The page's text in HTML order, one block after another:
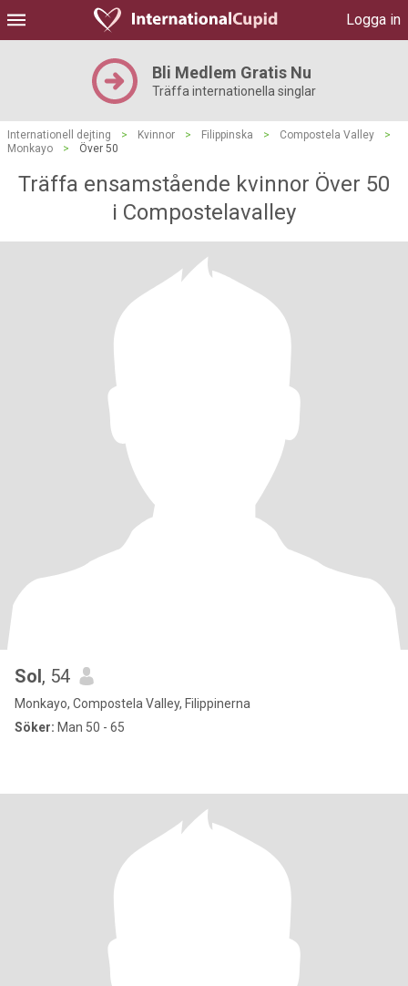
Logga in
Bli Medlem Gratis Nu
Träffa internationella singlar
Internationell dejting > Kvinnor > Filippinska > Compostela Valley
>
Monkayo
> Över 50
Träffa ensamstående kvinnor Över 50
i Compostelavalley
Sol, 54
Monkayo, Compostela Valley, Filippinerna
Söker: Man 50 - 65